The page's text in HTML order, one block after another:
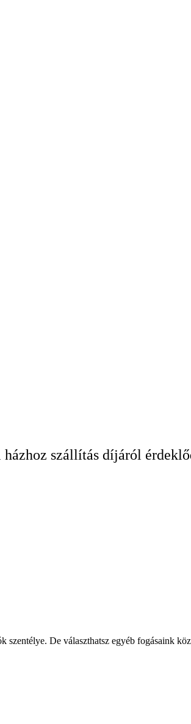
szállítás díjáról
De választhatsz egyéb fogásaink